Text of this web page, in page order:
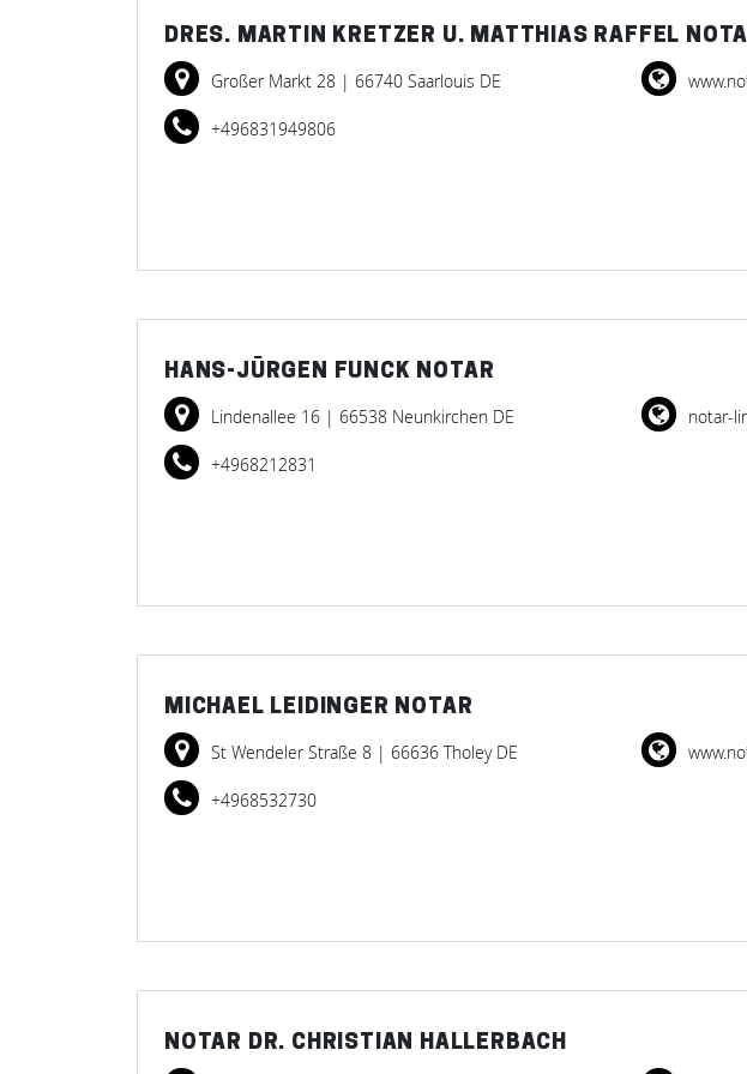
DRES. MARTIN KRETZER U. MATTHIAS RAFFEL
Großer Markt 28 | 66740 Saarlouis DE
+496831949806
HANS-JÜRGEN FUNCK NOTAR
Lindenallee 16 | 66538 Neunkirchen DE
+4968212831
notar-
MICHAEL LEIDINGER NOTAR
St Wendeler Straße 8 | 66636 Tholey DE
+4968532730
NOTAR DR. CHRISTIAN HALLERBACH